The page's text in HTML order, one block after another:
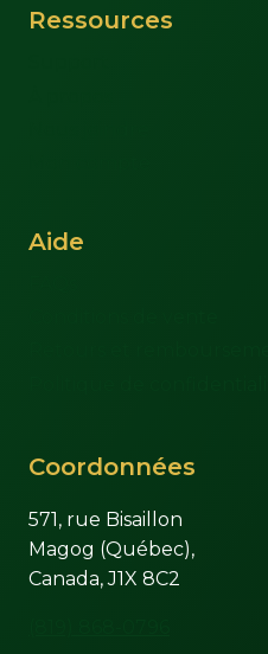
Ressources
Aide
Coordonnées
571, rue Bisaillon
Magog (Québec),
Canada, J1X 8C2